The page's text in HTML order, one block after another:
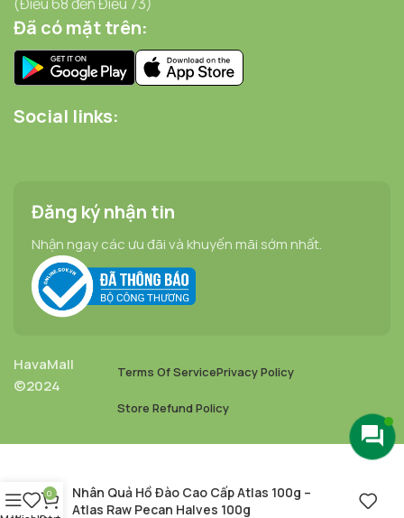
Đã có mặt trên:
Social links:
Đăng ký nhận tin
Nhận ngay các ưu đãi và khuyến mãi sớm nhất.
HavaMall
©2024
Terms Of ServicePrivacy Policy
Store Refund Policy
Nhân Quả Hồ Đào Cao Cấp Atlas 100g –
Atlas Raw Pecan Halves 100g
0